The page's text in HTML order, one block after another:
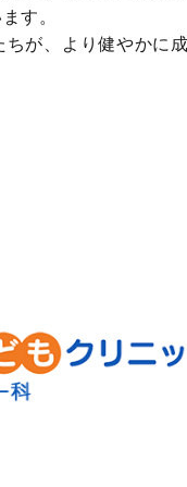
す。
が、より健やかに